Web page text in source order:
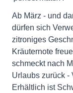
Ab März - und
dürfen sich
zitroniges
Kräuternote
schmeckt nach
Urlaubs zurück -
Erhältlich ist